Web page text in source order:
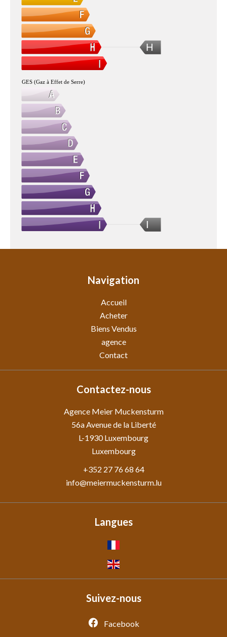
H
I
GES (Gaz à Effet de Serre)
Navigation
Accueil
Acheter
Biens Vendus
agence
Contact
Contactez-nous
Agence Meier Muckensturm
56a Avenue de la Liberté
L-1930Luxembourg
Luxembourg
+352 27 76 68 64
info@meiermuckensturm.lu
Langues
Suivez-nous
Facebook